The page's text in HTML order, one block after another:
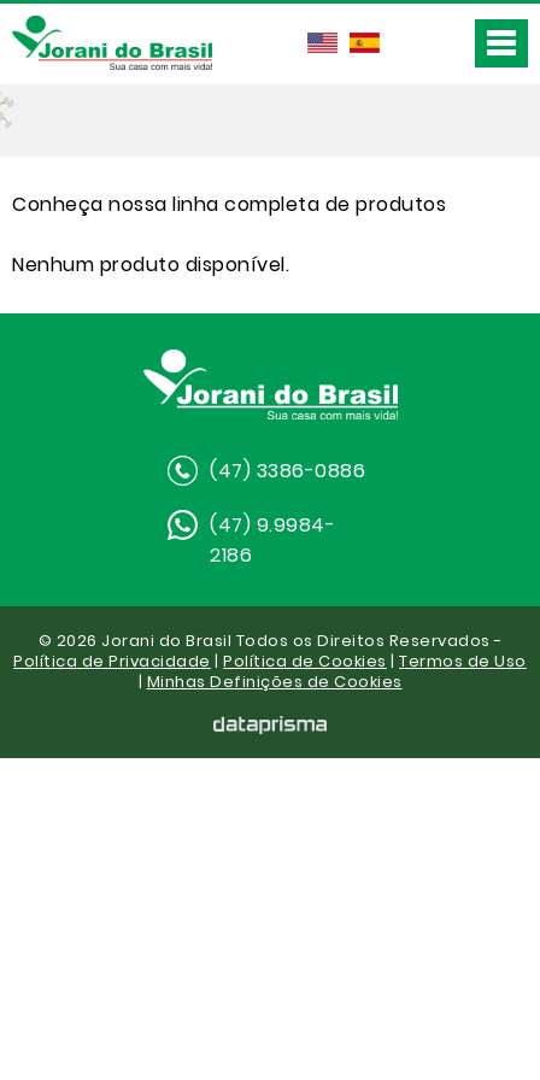
Conheça nossa linha completa de produtos
Nenhum produto disponível.
(47) 3386-0886
(47) 9.9984-
2186
© 2026 Jorani do Brasil Todos os Direitos Reservados -
Política de Privacidade |Política de Cookies |Termos de Uso
| Minhas Definições de Cookies